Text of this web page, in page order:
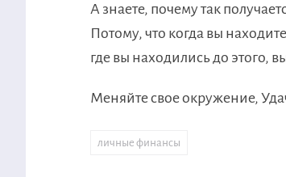
А знаете, почему так
Потому, что когда вы
где вы находились до этого,
Меняйте свое окружение,
личные финансы